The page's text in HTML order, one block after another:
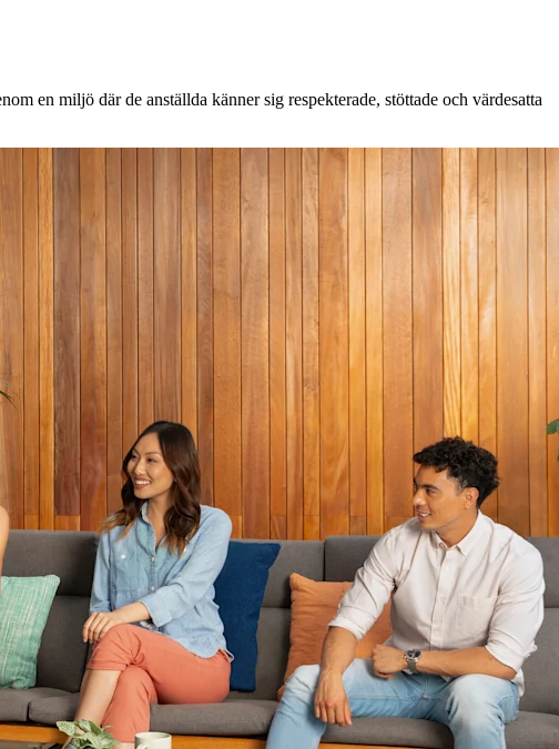
en miljö där de anställda känner sig respekterade, stöttade och värdesatta